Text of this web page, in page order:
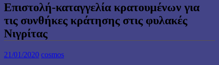
Επιστολή-καταγγελία κρατουμένων για
τις συνθήκες κράτησης στις φυλακές
Νιγρίτας
21/01/2020 cosmos